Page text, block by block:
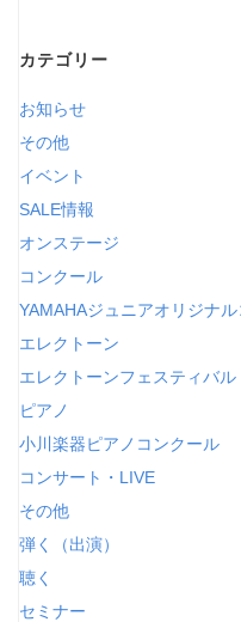
カテゴリー
お知らせ
その他
イベント
SALE情報
オンステージ
コンクール
YAMAHAジュニアオリジナ
エレクトーン
エレクトーンフェスティバル
ピアノ
小川楽器ピアノコンクール
コンサート・LIVE
その他
弾く（出演）
聴く
セミナー